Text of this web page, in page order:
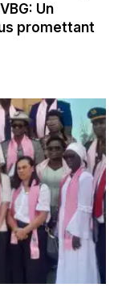
Un
promettant